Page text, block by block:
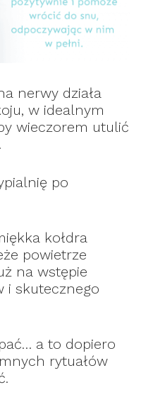
nerwy działa
w idealnym
wieczorem utulić
po
kołdra
powietrze
na wstępie
i skutecznego
a to dopiero
rytuałów